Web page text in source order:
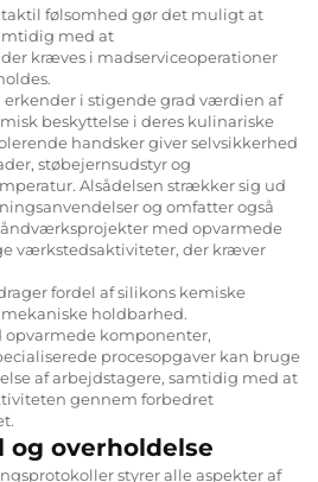
følsomhed gør det muligt at
med at
kræves i madserviceoperationer
i stigende grad værdien af
beskyttelse i deres kulinariske
handsker giver selvsikkerhed
støbejernsudstyr og
Alsådelsen strækker sig ud
og omfatter også
med opvarmede
værkstedsaktiviteter, der kræver
fordel af silikons kemiske
holdbarhed.
komponenter,
procesopgaver kan bruge
af arbejdstagere, samtidig med at
gennem forbedret
overholdelse
styrer alle aspekter af